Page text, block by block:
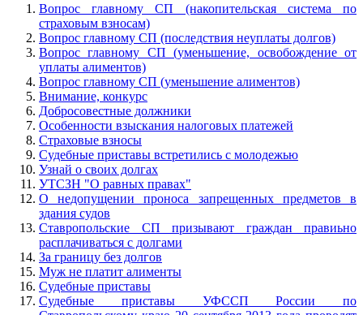
Вопрос главному СП (накопительская система по
страховым взносам)
Вопрос главному СП (последствия неуплаты долгов)
Вопрос главному СП (уменьшение, освобождение от
уплаты алиментов)
Вопрос главному СП (уменьшение алиментов)
Внимание, конкурс
Добросовестные должники
Особенности взыскания налоговых платежей
Страховые взносы
Судебные приставы встретились с молодежью
Узнай о своих долгах
УТСЗН "О равных правах"
О недопущении проноса запрещенных предметов в
здания судов
Ставропольские СП призывают граждан правиьно
расплачиваться с долгами
За границу без долгов
Муж не платит алименты
Судебные приставы
Судебные приставы УФССП России по